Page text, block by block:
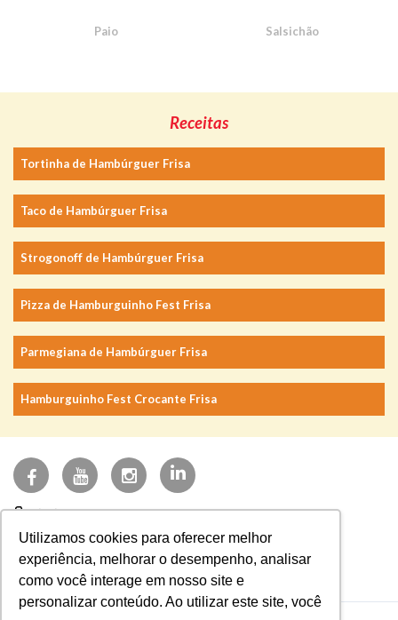
Utilizamos cookies para oferecer melhor
experiência, melhorar o desempenho, analisar
como você interage em nosso site e
personalizar conteúdo. Ao utilizar este site, você
Paio Salsichão
Receitas
Tortinha de Hambúrguer Frisa
Taco de Hambúrguer Frisa
Strogonoff de Hambúrguer Frisa
Pizza de Hamburguinho Fest Frisa
Parmegiana de Hambúrguer Frisa
Hamburguinho Fest Crocante Frisa
(27) 3723-3200
faleconosco@frisa.com.br
Sistema NFE